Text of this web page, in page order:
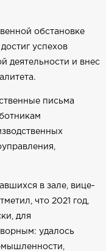
обстановке
успехов
деятельности и внес
письма
в зале, вице-
что 2021 год,
для
удалось